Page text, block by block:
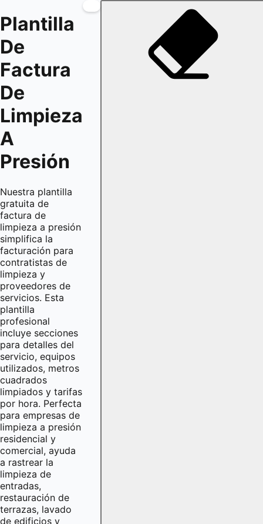
Plantilla
De
Factura
De
Limpieza
A
Presión
Nuestra plantilla
gratuita de
factura de
limpieza a presión
simplifica la
facturación para
contratistas de
limpieza y
proveedores de
servicios. Esta
plantilla
profesional
incluye secciones
para detalles del
servicio, equipos
utilizados, metros
cuadrados
limpiados y tarifas
por hora. Perfecta
para empresas de
limpieza a presión
residencial y
comercial, ayuda
a rastrear la
limpieza de
entradas,
restauración de
terrazas, lavado
de edificios y